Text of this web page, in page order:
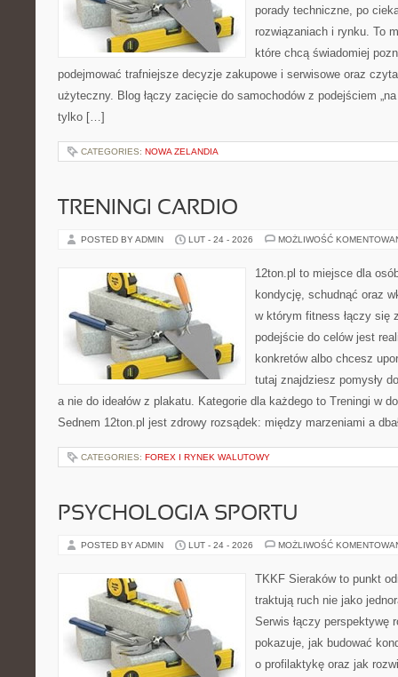
porady techniczne, po
rozwiązaniach i rynku. To
które chcą świadomiej
podejmować trafniejsze decyzje zakupowe i serwisowe oraz
użyteczny. Blog łączy zacięcie do samochodów z podejściem
tylko […]
CATEGORIES: NOWA ZELANDIA
TRENINGI CARDIO
POSTED BY ADMIN LUT - 24 - 2026 MOŻLIWOŚĆ
12ton.pl to miejsce dla
kondycję, schudnąć oraz
w którym fitness łączy się
podejście do celów jest
konkretów albo chcesz
tutaj znajdziesz pomysły
a nie do ideałów z plakatu. Kategorie dla każdego to Treningi w
Sednem 12ton.pl jest zdrowy rozsądek: między marzeniami a
CATEGORIES: FOREX I RYNEK WALUTOWY
PSYCHOLOGIA SPORTU
POSTED BY ADMIN LUT - 24 - 2026 MOŻLIWOŚĆ
TKKF Sieraków to punkt
traktują ruch nie jako
Serwis łączy perspektywę
pokazuje, jak budować
o profilaktykę oraz jak